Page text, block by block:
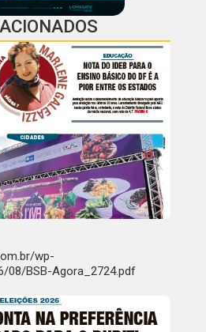
wp-
08/BSB-Agora_2724.pdf